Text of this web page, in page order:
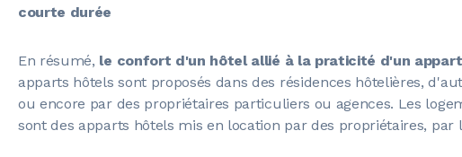
courte durée
En résumé, le confort d'un hôtel allié à la praticité d'un
apparts hôtels sont proposés dans des résidences hôtelières,
ou encore par des propriétaires particuliers ou agences. Les
sont des apparts hôtels mis en location par des propriétaires, par